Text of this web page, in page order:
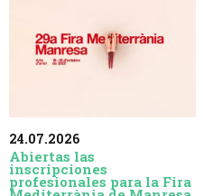
24.07.2026
Abiertas las
inscripciones
profesionales para la Fira